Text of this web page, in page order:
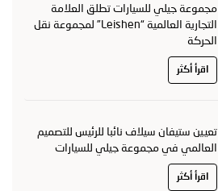
مجموعة جيلي للسيارات تطلق العلامة
التجارية العالمية “Leishen” لمجموعة نقل
الحركة
اقرأ أكثر
تعيين ستيفان سيلاف نائبا للرئيس للتصميم
العالمي في مجموعة جيلي للسيارات
اقرأ أكثر